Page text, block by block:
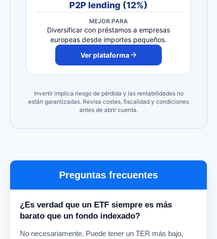
P2P lending (12%)
MEJOR PARA
Diversificar con préstamos a empresas
europeas desde importes pequeños.
Ver plataforma
Invertir implica riesgo de pérdida y las rentabilidades no
están garantizadas. Revisa costes, fiscalidad y condiciones
antes de abrir cuenta.
Preguntas frecuentes
¿Es verdad que un ETF siempre es más
barato que un fondo indexado?
No necesariamente. Puede tener un TER más bajo,